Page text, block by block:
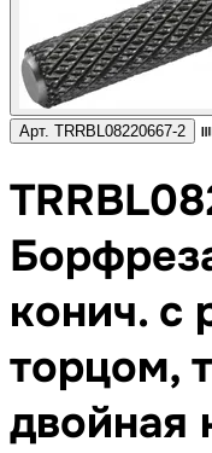
Арт. TRRBL08220667-2
конич. с
торцом,
двойная